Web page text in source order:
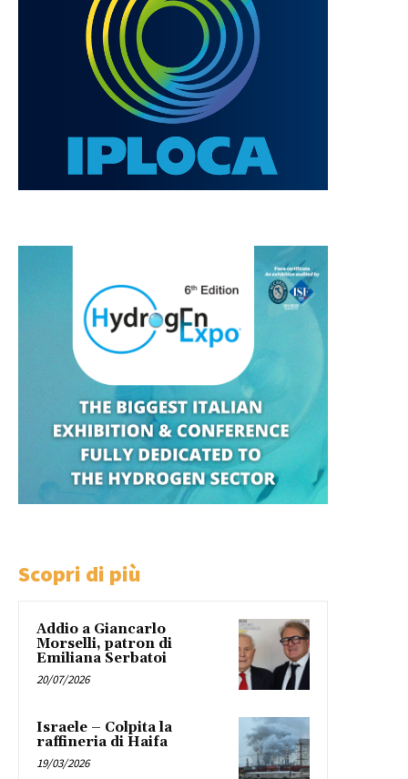
Scopri di più
Addio a Giancarlo
Morselli, patron di
Emiliana Serbatoi
20/07/2026
Israele – Colpita la
raffineria di Haifa
19/03/2026